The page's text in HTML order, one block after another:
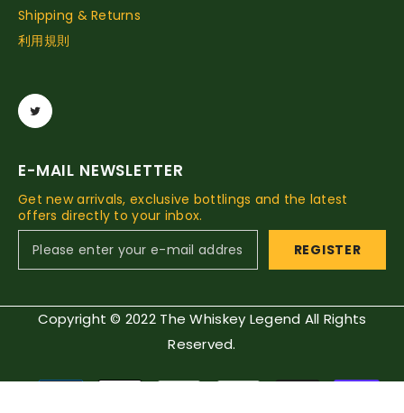
Shipping & Returns
利用規則
E-MAIL NEWSLETTER
Get new arrivals, exclusive bottlings and the latest
offers directly to your inbox.
REGISTER
Copyright © 2022 The Whiskey Legend All Rights
Reserved.
Payment